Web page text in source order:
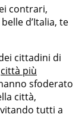
contrari,
d’Italia, te
cittadini di
città più
sfoderato
città,
tutti a